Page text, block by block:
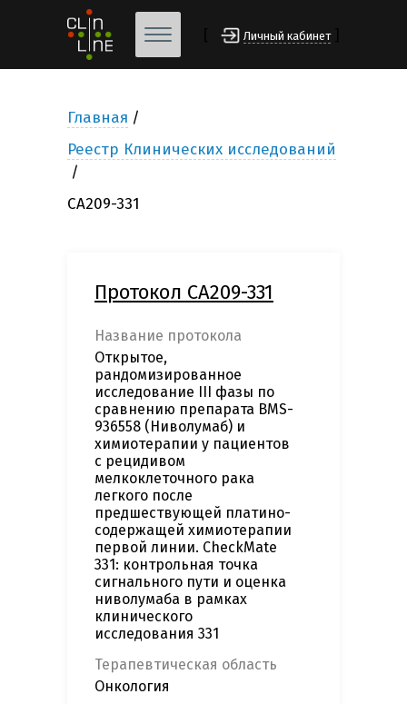
Личный кабинет
Главная
Реестр Клинических исследований
CA209-331
Протокол CA209-331
Название протокола
Открытое,
рандомизированное
исследование III фазы по
сравнению препарата BMS-
936558 (Ниволумаб) и
химиотерапии у пациентов
с рецидивом
мелкоклеточного рака
легкого после
предшествующей платино-
содержащей химиотерапии
первой линии. CheckMate
331: контрольная точка
сигнального пути и оценка
ниволумаба в рамках
клинического
исследования 331
Терапевтическая область
Онкология